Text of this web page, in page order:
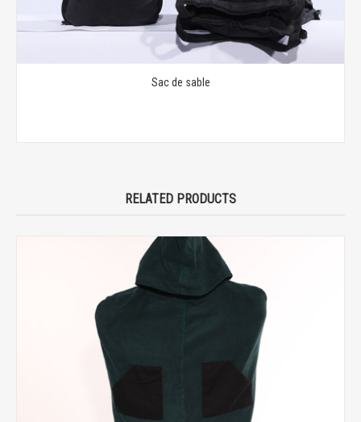
Sac de sable
RELATED PRODUCTS